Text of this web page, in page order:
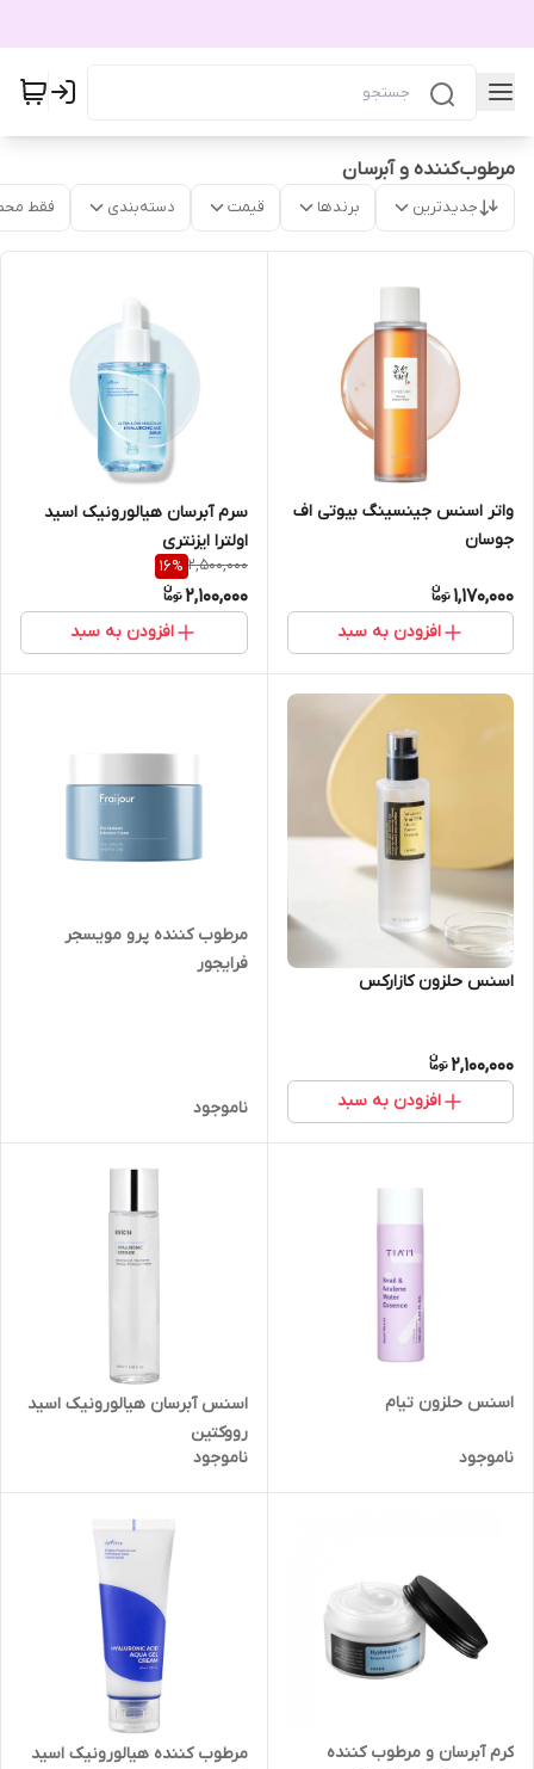
مرطوب‌کننده و آبرسان
جدیدترین برندها قیمت دسته‌بندی فقط
واتر اسنس جینسینگ بیوتی اف
جوسان
1,170,000
افزودن به سبد
سرم آبرسان هیالورونیک اسید
اولترا ایزنتری
2,500,000
16%
2,100,000
افزودن به سبد
اسنس حلزون کازارکس
2,100,000
افزودن به سبد
مرطوب کننده پرو مویسجر
فرایجور
ناموجود
اسنس حلزون تیام
ناموجود
اسنس آبرسان هیالورونیک اسید
رووکتین
ناموجود
کرم آبرسان و مرطوب کننده
مرطوب کننده هیالورونیک اسید